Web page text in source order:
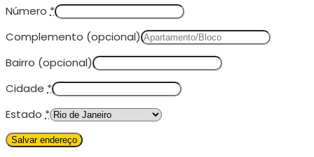
Número *
Complemento (opcional)
Bairro (opcional)
Cidade *
Estado *